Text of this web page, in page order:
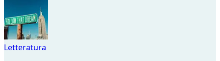
Letteratura